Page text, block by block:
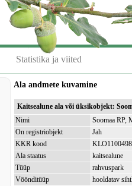
Statistika ja viited
Ala andmete kuvamine
Kaitsealune ala või üksikobjekt:
Nimi
Soomaa RP,
On registriobjekt
Jah
KKR kood
KLO1100498
Ala staatus
kaitsealune
Tüüp
rahvuspark
Vöönditüüp
hooldatav